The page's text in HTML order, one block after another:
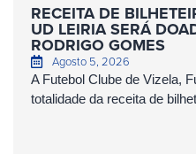
RECEITA DE
UD LEIRIA SERÁ
RODRIGO GOMES
Agosto 5, 2026
A Futebol Clube de Vizela,
totalidade da receita de